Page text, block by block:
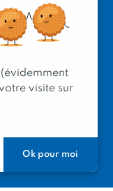
Le réseau
visite sur
Ok pour moi